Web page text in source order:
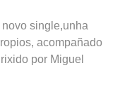
single,unha
acompañado
por Miguel